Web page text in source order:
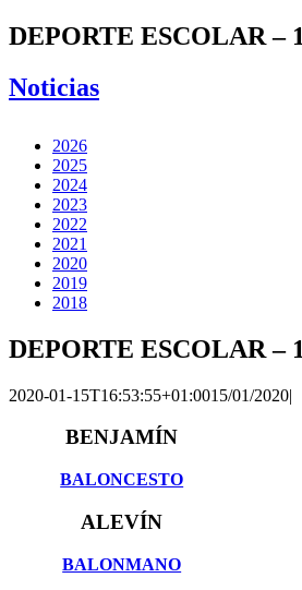
DEPORTE ESCOLAR –
Noticias
2026
2025
2024
2023
2022
2021
2020
2019
2018
DEPORTE ESCOLAR –
2020-01-15T16:53:55+01:0015/01/2020|
BENJAMÍN
BALONCESTO
ALEVÍN
BALONMANO